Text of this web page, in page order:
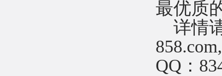
最优质
详情
QQ：